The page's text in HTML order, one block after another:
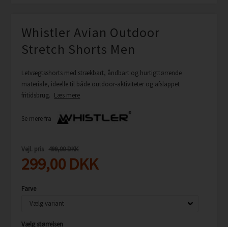
Whistler Avian Outdoor
Stretch Shorts Men
Letvægtsshorts med strækbart, åndbart og hurtigttørrende
materiale, ideelle til både outdoor-aktiviteter og afslappet
fritidsbrug. Læs mere
Se mere fra
Vejl. pris 499,00 DKK
299,00 DKK
Farve
Vælg størrelsen